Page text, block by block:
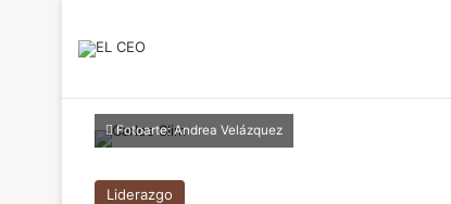
Fotoarte: Andrea Velázquez
Liderazgo